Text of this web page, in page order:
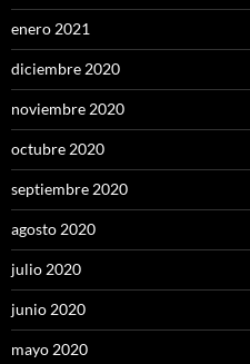
enero 2021
diciembre 2020
noviembre 2020
octubre 2020
septiembre 2020
agosto 2020
julio 2020
junio 2020
mayo 2020